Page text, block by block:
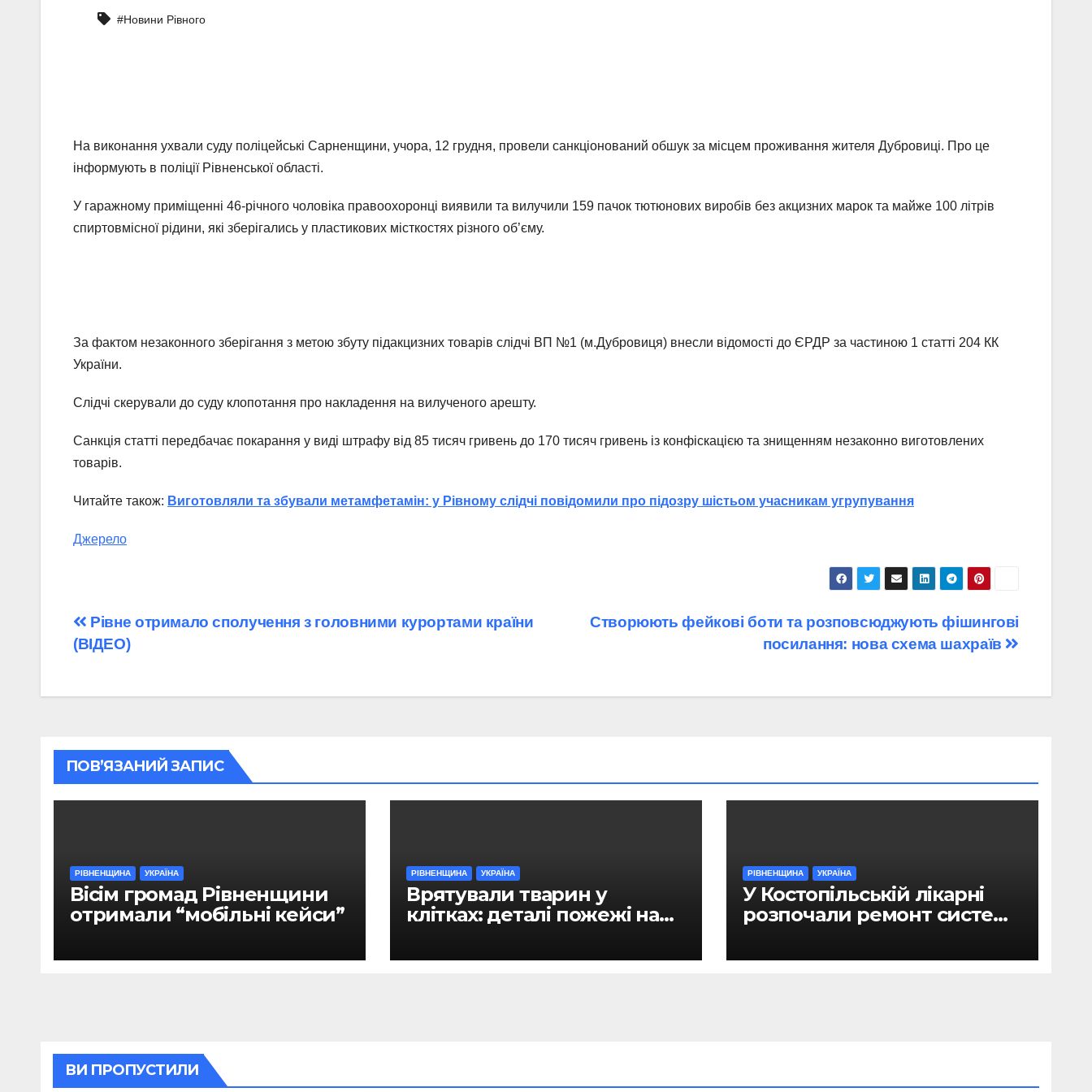
#Новини Рівного
На виконання ухвали суду поліцейські Сарненщини, учора, 12 грудня, провели санкціонований обшук за місцем проживання жителя Дубровиці. Про це
інформують в поліції Рівненської області.
У гаражному приміщенні 46-річного чоловіка правоохоронці виявили та вилучили 159 пачок тютюнових виробів без акцизних марок та майже 100 літрів
спиртовмісної рідини, які зберігались у пластикових місткостях різного об’єму.
За фактом незаконного зберігання з метою збуту підакцизних товарів слідчі ВП №1 (м.Дубровиця) внесли відомості до ЄРДР за частиною 1 статті 204 КК
України.
Слідчі скерували до суду клопотання про накладення на вилученого арешту.
Санкція статті передбачає покарання у виді штрафу від 85 тисяч гривень до 170 тисяч гривень із конфіскацією та знищенням незаконно виготовлених
товарів.
Читайте також: Виготовляли та збували метамфетамін: у Рівному слідчі повідомили про підозру шістьом учасникам угрупування
Джерело
Навігація
записів
Створюють фейкові боти та розповсюджують фішингові
посилання: нова схема шахраїв
Рівне отримало сполучення з головними курортами країни
(ВІДЕО)
ПОВ’ЯЗАНИЙ ЗАПИС
РІВНЕНЩИНА УКРАЇНА
Вісім громад Рівненщини
отримали “мобільні кейси”
РІВНЕНЩИНА УКРАЇНА
Врятували тварин у
клітках: деталі пожежі на
РІВНЕНЩИНА УКРАЇНА
У Костопільській лікарні
розпочали ремонт системи
ВИ ПРОПУСТИЛИ